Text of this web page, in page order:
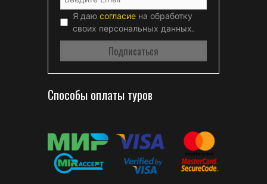
Я даю согласие на обработку
своих персональных данных.
Способы оплаты туров